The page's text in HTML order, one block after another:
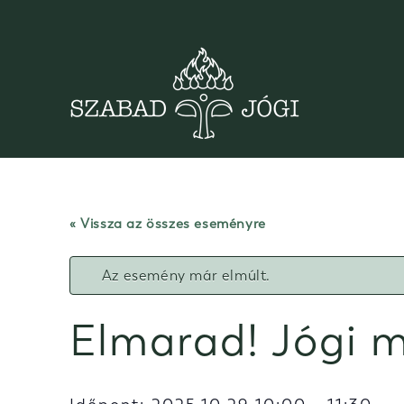
« Vissza az összes eseményre
Az esemény már elmúlt.
Elmarad! Jógi